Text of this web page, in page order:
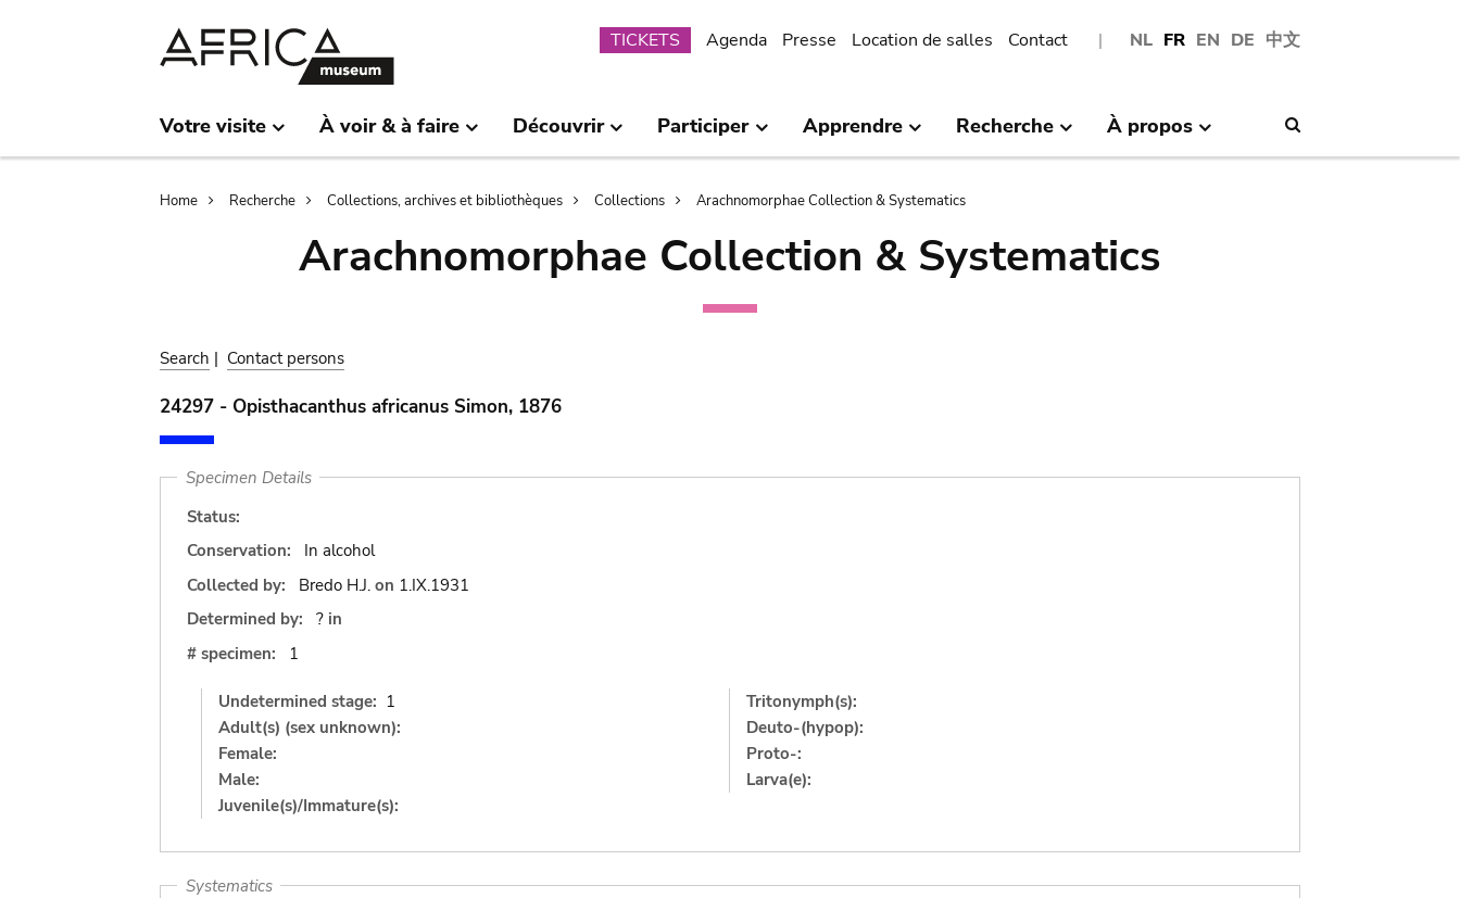
NL FR EN DE 中文
Submenu
TICKETS Agenda Presse Location de salles Contact
Votre visite À voir & à faire Découvrir Participer Apprendre Recherche À propos
Breadcrumb
Home Recherche Collections, archives et bibliothèques Collections Arachnomorphae Collection & Systematics
Arachnomorphae Collection & Systematics
Search | Contact persons
24297 - Opisthacanthus africanus Simon, 1876
Specimen Details
Status:
Conservation:
In alcohol
Collected by:
Bredo H.J. on 1.IX.1931
Determined by:
? in
# specimen:
1
Undetermined stage: 1
Adult(s) (sex unknown):
Female:
Male:
Juvenile(s)/Immature(s):
Tritonymph(s):
Deuto-(hypop):
Proto-:
Larva(e):
Systematics